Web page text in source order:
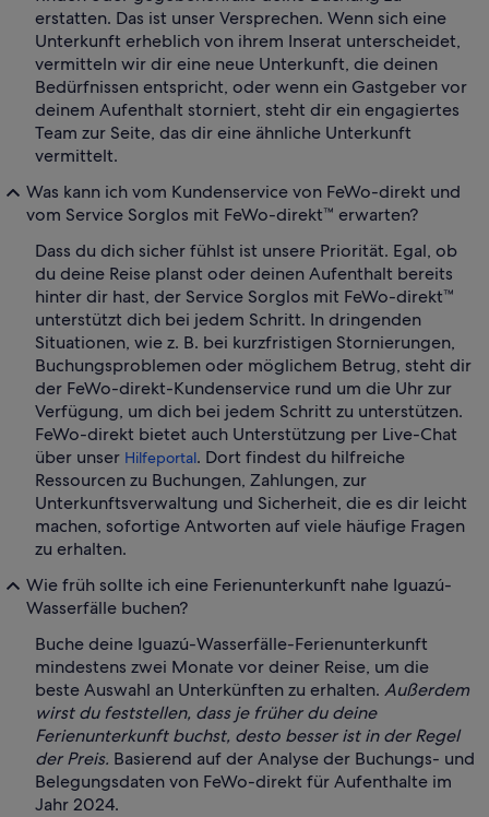
erstatten. Das ist unser Versprechen. Wenn sich eine
Unterkunft erheblich von ihrem Inserat unterscheidet,
vermitteln wir dir eine neue Unterkunft, die deinen
Bedürfnissen entspricht, oder wenn ein Gastgeber vor
deinem Aufenthalt storniert, steht dir ein engagiertes
Team zur Seite, das dir eine ähnliche Unterkunft
vermittelt.
Was kann ich vom Kundenservice von FeWo-direkt und
vom Service Sorglos mit FeWo-direkt™ erwarten?
Dass du dich sicher fühlst ist unsere Priorität. Egal, ob
du deine Reise planst oder deinen Aufenthalt bereits
hinter dir hast, der Service Sorglos mit FeWo-direkt™
unterstützt dich bei jedem Schritt. In dringenden
Situationen, wie z. B. bei kurzfristigen Stornierungen,
Buchungsproblemen oder möglichem Betrug, steht dir
der FeWo-direkt-Kundenservice rund um die Uhr zur
Verfügung, um dich bei jedem Schritt zu unterstützen.
FeWo-direkt bietet auch Unterstützung per Live-Chat
über unser Hilfeportal. Dort findest du hilfreiche
Ressourcen zu Buchungen, Zahlungen, zur
Unterkunftsverwaltung und Sicherheit, die es dir leicht
machen, sofortige Antworten auf viele häufige Fragen
zu erhalten.
Wie früh sollte ich eine Ferienunterkunft nahe Iguazú-
Wasserfälle buchen?
Buche deine Iguazú-Wasserfälle-Ferienunterkunft
mindestens zwei Monate vor deiner Reise, um die
beste Auswahl an Unterkünften zu erhalten. Außerdem
wirst du feststellen, dass je früher du deine
Ferienunterkunft buchst, desto besser ist in der Regel
der Preis. Basierend auf der Analyse der Buchungs- und
Belegungsdaten von FeWo-direkt für Aufenthalte im
Jahr 2024.